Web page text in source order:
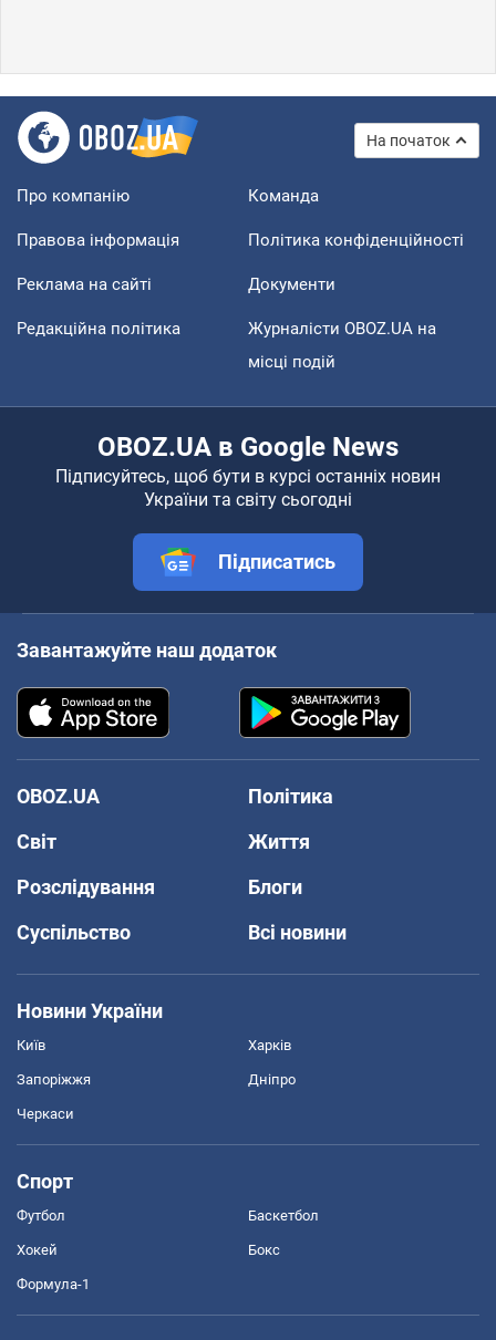
На початок
Про компанію Команда
Правова інформація Політика конфіденційності
Реклама на сайті Документи
Редакційна політика
Журналісти OBOZ.UA на
місці подій
OBOZ.UA в Google News
Підписуйтесь, щоб бути в курсі останніх новин
України та світу сьогодні
Підписатись
Завантажуйте наш додаток
OBOZ.UA
Політика
Світ
Життя
Розслідування
Блоги
Суспільство
Всі новини
Новини України
Київ Харків
Запоріжжя Дніпро
Черкаси
Спорт
Футбол Баскетбол
Хокей Бокс
Формула-1